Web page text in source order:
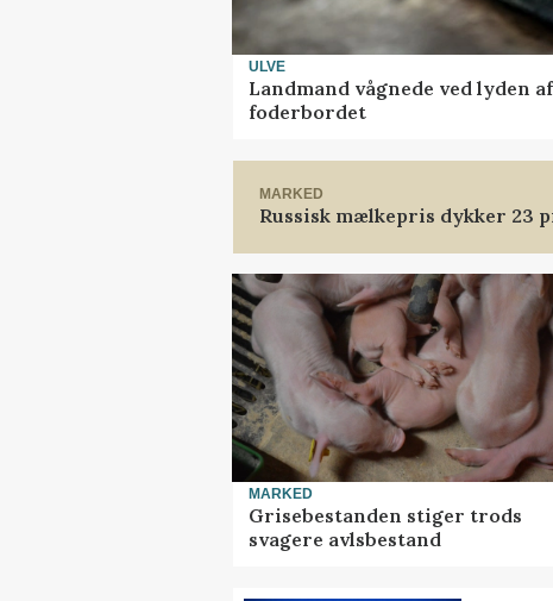
ULVE
Landmand vågnede ved lyden
foderbordet
MARKED
Russisk mælkepris dykker 23
MARKED
Grisebestanden stiger trods
svagere avlsbestand